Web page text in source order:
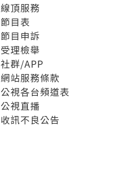
線頂服務
節目表
節目申訴
受理檢舉
社群/APP
網站服務條款
公視各台頻道表
公視直播
收訊不良公告